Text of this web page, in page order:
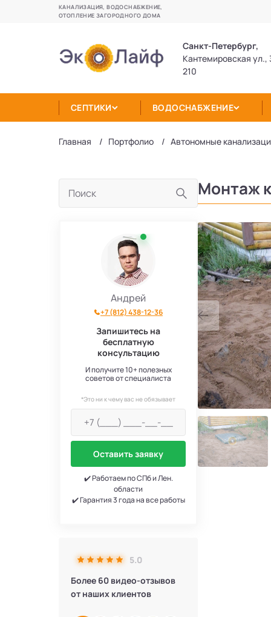
КАНАЛИЗАЦИЯ, ВОДОСНАБЖЕНИЕ,
ОТОПЛЕНИЕ ЗАГОРОДНОГО ДОМА
Санкт-Петербург,
Кантемировская ул.,
210
СЕПТИКИ ВОДОСНАБЖЕНИЕ
Главная Портфолио Автономные
Андрей
+7 (812) 438-12-36
Запишитесь на
бесплатную
консультацию
И получите 10+ полезных
советов от специалиста
*Это ни к чему вас не обязывает
Оставить заявку
✔️ Работаем по СПб и Лен.
области
✔️ Гарантия 3 года на все работы
5.0
Более 60 видео-отзывов
от наших клиентов
Монтаж